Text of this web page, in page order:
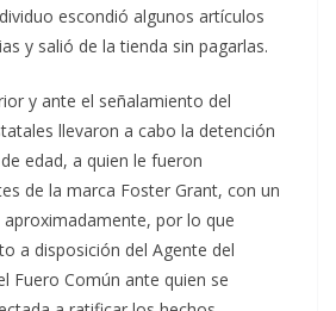
escondió algunos artículos
y salió de la tienda sin pagarlas.
y ante el señalamiento del
llevaron a cabo la detención
edad, a quien le fueron
de la marca Foster Grant, con un
por lo que
a disposición del Agente del
Fuero Común ante quien se